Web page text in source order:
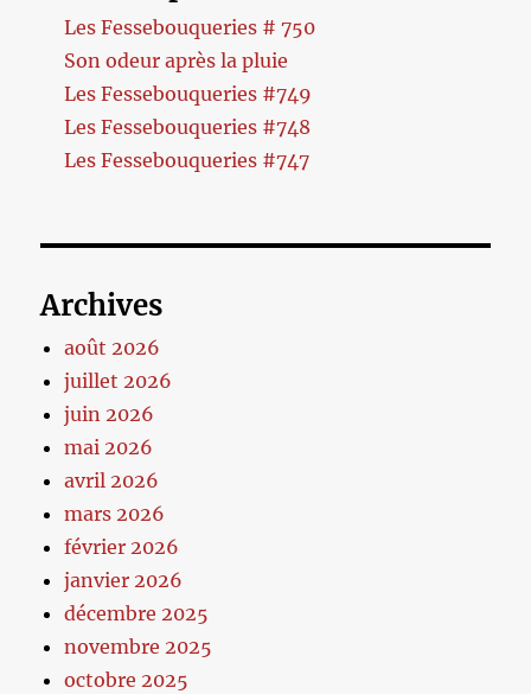
Les Fessebouqueries # 750
Son odeur après la pluie
Les Fessebouqueries #749
Les Fessebouqueries #748
Les Fessebouqueries #747
Archives
août 2026
juillet 2026
juin 2026
mai 2026
avril 2026
mars 2026
février 2026
janvier 2026
décembre 2025
novembre 2025
octobre 2025